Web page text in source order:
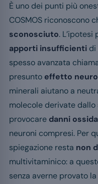
È uno dei punti più
COSMOS riconoscono
sconosciuto. L’ipotesi
apporti insufficienti di
spesso avanzata
presunto effetto
minerali aiutano a
molecole derivate dallo
provocare danni
neuroni compresi. Per
spiegazione resta non
multivitaminico: a
senza averne provato